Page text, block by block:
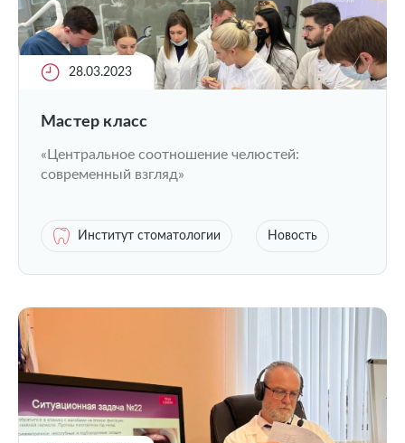
28.03.2023
Мастер класс
«Центральное соотношение челюстей:
современный взгляд»
Институт стоматологии Новость